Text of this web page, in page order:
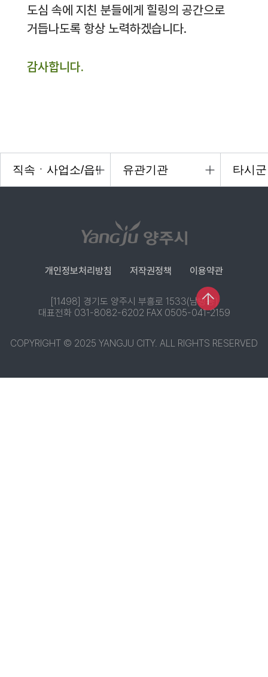
도심 속에 지친 분들에게 힐링의 공간으로
거듭나도록 항상 노력하겠습니다.
감사합니다.
개인정보처리방침 저작권정책 이용약관
[11498] 경기도 양주시 부흥로 1533(남방동)
대표전화 031-8082-6202 FAX 0505-041-2159
COPYRIGHT © 2025 YANGJU CITY. ALL RIGHTS RESERVED